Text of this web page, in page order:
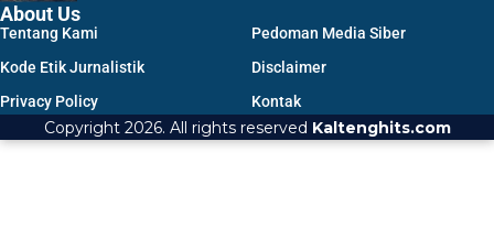
About Us
Tentang Kami
Pedoman Media Siber
Kode Etik Jurnalistik
Disclaimer
Privacy Policy
Kontak
Copyright 2026. All rights reserved Kaltenghits.com